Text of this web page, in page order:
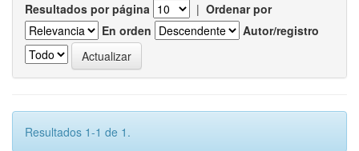
Resultados por página | Ordenar por
En orden
Autor/registro
Resultados 1-1 de 1.